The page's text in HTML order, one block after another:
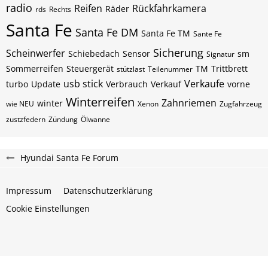
radio rds Rechts Reifen Räder Rückfahrkamera
Santa Fe Santa Fe DM Santa Fe TM Sante Fe
Scheinwerfer Schiebedach Sensor Sicherung Signatur sm
Sommerreifen Steuergerät stützlast Teilenummer TM Trittbrett
turbo Update usb stick Verbrauch Verkauf Verkaufe vorne
wie NEU winter Winterreifen Xenon Zahnriemen Zugfahrzeug
zustzfedern Zündung Ölwanne
Hyundai Santa Fe Forum
Impressum
Datenschutzerklärung
Cookie Einstellungen